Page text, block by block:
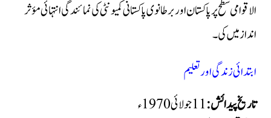
الاقوامی سطح پر پاکستان اور برطانوی پاکستانی کمیونٹی کی نمائندگی انتہائی مؤثر
انداز میں کی۔
ابتدائی زندگی اور تعلیم
تاریخ پیدائش: